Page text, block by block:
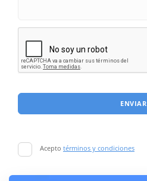
ENVIAR
Acepto términos y condiciones